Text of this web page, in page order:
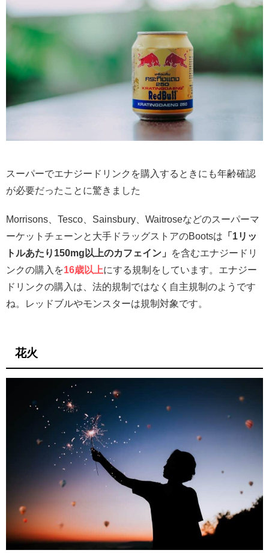
スーパーでエナジードリンクを購入するときにも年齢確認
が必要だったことに驚きました
Morrisons、Tesco、Sainsbury、Waitroseなどのスーパーマ
ーケットチェーンと大手ドラッグストアのBootsは 「1リッ
トルあたり150mg以上のカフェイン」
を含むエナジードリ
ンクの購入を16歳以上にする規制をしています。エナジー
ドリンクの購入は、法的規制ではなく自主規制のようです
ね。レッドブルやモンスターは規制対象です。
花火